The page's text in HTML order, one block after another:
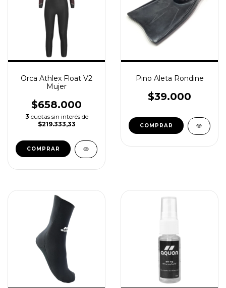
Orca Athlex Float V2
Mujer
$658.000
3 cuotas sin interés de
$219.333,33
COMPRAR
Pino Aleta Rondine
$39.000
COMPRAR